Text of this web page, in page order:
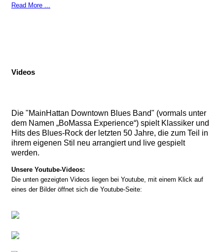
Read More ...
Videos
Die "MainHattan Downtown Blues Band" (vormals unter
dem Namen „BoMassa Experience“) spielt Klassiker und
Hits des Blues-Rock der letzten 50 Jahre, die zum Teil in
ihrem eigenen Stil neu arrangiert und live gespielt
werden.
Unsere Youtube-Videos:
Die unten gezeigten Videos liegen bei Youtube, mit einem Klick auf
eines der Bilder öffnet sich die Youtube-Seite: